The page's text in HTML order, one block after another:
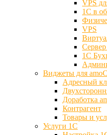
VPS
1С в
VPS
1С
Виджеты для
Адресный
Доработка
Контрагент
Товары и
Услуги 1С